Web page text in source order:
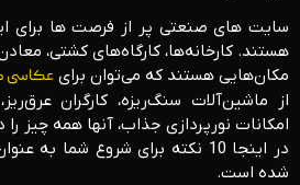
سایت های صنعتی پر از فرصت ها برای
هستند. کارخانه‌ها، کارگاه‌های کشتی،
مکان‌هایی هستند که می‌توان برای عکاسی
از ماشین‌آلات سنگ‌ریزه، کارگران
امکانات نورپردازی جذاب، آنها همه چیز را
در اینجا 10 نکته برای شروع
شده است.